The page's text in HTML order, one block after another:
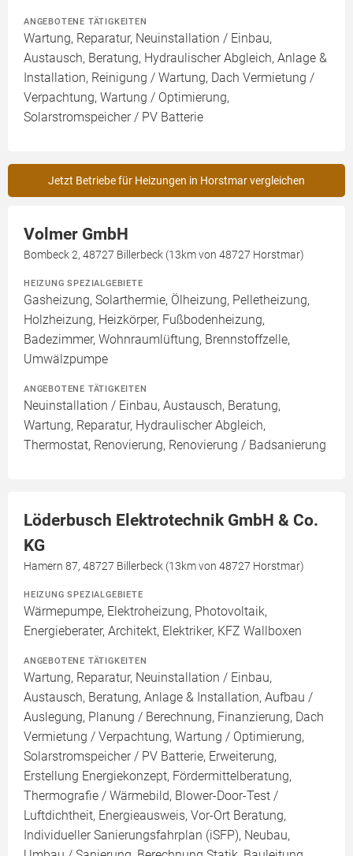
ANGEBOTENE TÄTIGKEITEN
Wartung, Reparatur, Neuinstallation / Einbau,
Austausch, Beratung, Hydraulischer Abgleich, Anlage &
Installation, Reinigung / Wartung, Dach Vermietung /
Verpachtung, Wartung / Optimierung,
Solarstromspeicher / PV Batterie
Jetzt Betriebe für Heizungen in Horstmar vergleichen
Volmer GmbH
Bombeck 2, 48727 Billerbeck (13km von 48727 Horstmar)
HEIZUNG SPEZIALGEBIETE
Gasheizung, Solarthermie, Ölheizung, Pelletheizung,
Holzheizung, Heizkörper, Fußbodenheizung,
Badezimmer, Wohnraumlüftung, Brennstoffzelle,
Umwälzpumpe
ANGEBOTENE TÄTIGKEITEN
Neuinstallation / Einbau, Austausch, Beratung,
Wartung, Reparatur, Hydraulischer Abgleich,
Thermostat, Renovierung, Renovierung / Badsanierung
Löderbusch Elektrotechnik GmbH & Co.
KG
Hamern 87, 48727 Billerbeck (13km von 48727 Horstmar)
HEIZUNG SPEZIALGEBIETE
Wärmepumpe, Elektroheizung, Photovoltaik,
Energieberater, Architekt, Elektriker, KFZ Wallboxen
ANGEBOTENE TÄTIGKEITEN
Wartung, Reparatur, Neuinstallation / Einbau,
Austausch, Beratung, Anlage & Installation, Aufbau /
Auslegung, Planung / Berechnung, Finanzierung, Dach
Vermietung / Verpachtung, Wartung / Optimierung,
Solarstromspeicher / PV Batterie, Erweiterung,
Erstellung Energiekonzept, Fördermittelberatung,
Thermografie / Wärmebild, Blower-Door-Test /
Luftdichtheit, Energieausweis, Vor-Ort Beratung,
Individueller Sanierungsfahrplan (iSFP), Neubau,